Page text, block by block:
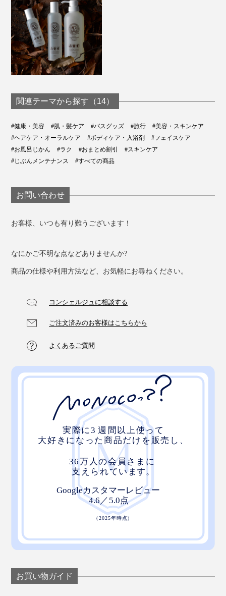
関連テーマから探す（14）
#健康・美容 #肌・髪ケア #バスグッズ #旅行
#美容・スキンケア
#ヘアケア・オーラルケア
#ボディケア・入浴剤
#フェイスケア
#お風呂じかん
#ラク #おまとめ割引
#スキンケア
#じぶんメンテナンス
#すべての商品
お問い合わせ
お客様、いつも有り難うございます！
なにかご不明な点などありませんか?
商品の仕様や利用方法など、お気軽にお尋ねください。
コンシェルジュに相談する
ご注文済みのお客様はこちらから
よくあるご質問
お買い物ガイド